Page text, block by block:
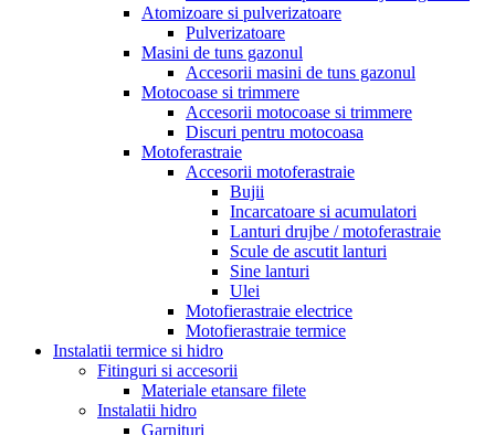
Atomizoare si pulverizatoare
Pulverizatoare
Masini de tuns gazonul
Accesorii masini de tuns gazonul
Motocoase si trimmere
Accesorii motocoase si trimmere
Discuri pentru motocoasa
Motoferastraie
Accesorii motoferastraie
Bujii
Incarcatoare si acumulatori
Lanturi drujbe / motoferastraie
Scule de ascutit lanturi
Sine lanturi
Ulei
Motofierastraie electrice
Motofierastraie termice
Instalatii termice si hidro
Fitinguri si accesorii
Materiale etansare filete
Instalatii hidro
Garnituri